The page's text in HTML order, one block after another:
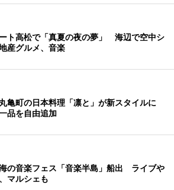
ト高松で「真夏の夜の夢」 海辺で空中シ
産グルメ、音楽
亀町の日本料理「凛と」が新スタイルに
品を自由追加
の音楽フェス「音楽半島」船出 ライブや
マルシェも